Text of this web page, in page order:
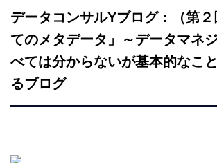
データコンサルYブログ：（第
てのメタデータ」～データマネ
べては分からないが基本的なこ
るブログ